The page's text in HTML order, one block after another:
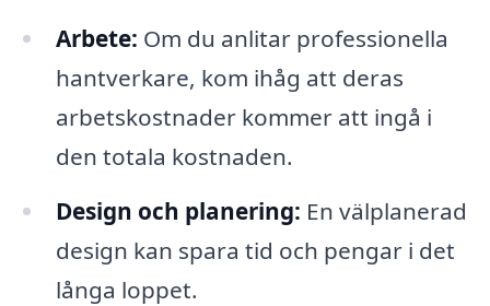
Arbete: Om du anlitar professionella
hantverkare, kom ihåg att deras
arbetskostnader kommer att ingå i
den totala kostnaden.
Design och planering: En välplanerad
design kan spara tid och pengar i det
långa loppet.